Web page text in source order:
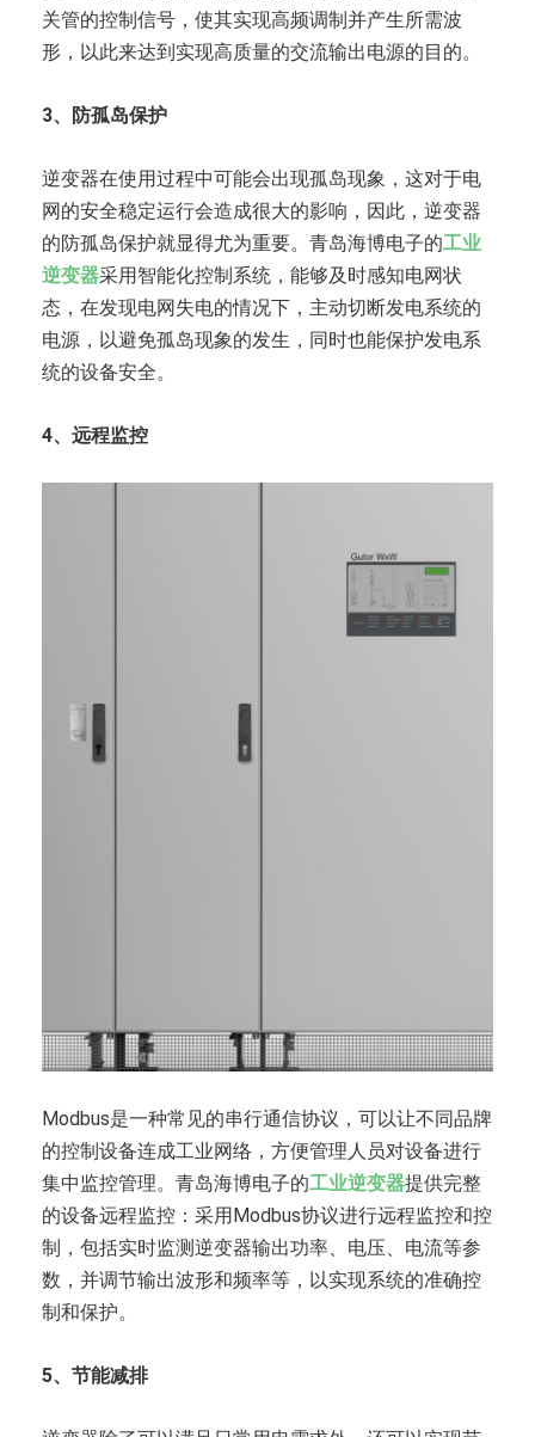
关管的控制信号，使其实现高频调制并产生所需波
形，以此来达到实现高质量的交流输出电源的目的。
3、防孤岛保护
逆变器在使用过程中可能会出现孤岛现象，这对于电
网的安全稳定运行会造成很大的影响，因此，逆变器
的防孤岛保护就显得尤为重要。青岛海博电子的工业
逆变器采用智能化控制系统，能够及时感知电网状
态，在发现电网失电的情况下，主动切断发电系统的
电源，以避免孤岛现象的发生，同时也能保护发电系
统的设备安全。
4、远程监控
Modbus是一种常见的串行通信协议，可以让不同品牌
的控制设备连成工业网络，方便管理人员对设备进行
集中监控管理。青岛海博电子的工业逆变器提供完整
的设备远程监控：采用Modbus协议进行远程监控和控
制，包括实时监测逆变器输出功率、电压、电流等参
数，并调节输出波形和频率等，以实现系统的准确控
制和保护。
5、节能减排